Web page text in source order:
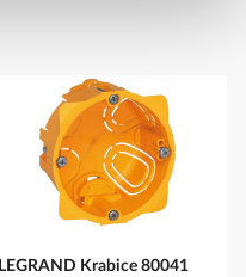
LEGRAND Krabice 80041